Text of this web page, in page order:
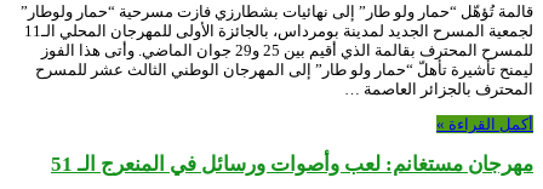
قالمة تُؤهّل “حمار ولو طار” إلى نهائيات بشطارزي فازت مسرحية “حمار ولوطار”
لجمعية المسرح الجديد لمدينة بومرداس، بالجائزة الأولى للمهرجان المحلي الـ11
للمسرح المحترف بقالمة الذي أقيم بين 25 و29 جوان الماضي. وأتى هذا الفوز
ليمنح تأشيرة تأهلّ “حمار ولو طار” إلى المهرجان الوطني الثالث عشر للمسرح
المحترف بالجزائر العاصمة …
أكمل القراءة »
مهرجان مستغانم: لعب وأصوات ورسائل في المنعرج الـ 51